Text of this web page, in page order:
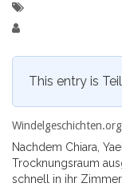
This entry is
Nachdem Chiara,
Trocknungsraum
schnell in ihr